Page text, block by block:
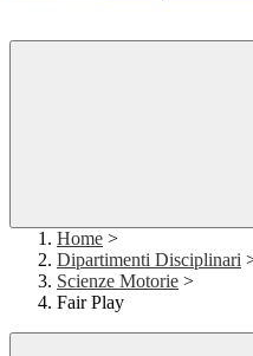
Home >
Dipartimenti Disciplinari
Scienze Motorie >
Fair Play